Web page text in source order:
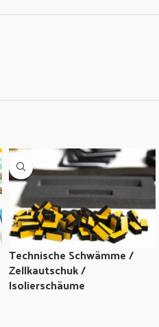
Technische Schwämme /
Zellkautschuk /
Isolierschäume